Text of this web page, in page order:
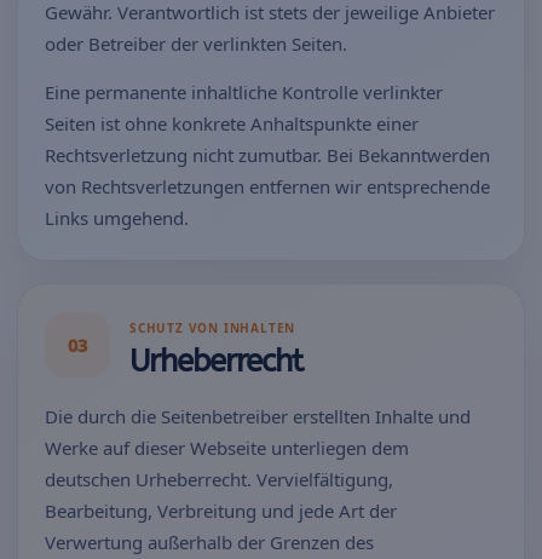
Gewähr. Verantwortlich ist stets der jeweilige Anbieter
oder Betreiber der verlinkten Seiten.
Eine permanente inhaltliche Kontrolle verlinkter
Seiten ist ohne konkrete Anhaltspunkte einer
Rechtsverletzung nicht zumutbar. Bei Bekanntwerden
von Rechtsverletzungen entfernen wir entsprechende
Links umgehend.
03
SCHUTZ VON INHALTEN
Urheberrecht
Die durch die Seitenbetreiber erstellten Inhalte und
Werke auf dieser Webseite unterliegen dem
deutschen Urheberrecht. Vervielfältigung,
Bearbeitung, Verbreitung und jede Art der
Verwertung außerhalb der Grenzen des